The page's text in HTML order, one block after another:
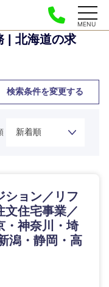
MENU
| 北海道の求
検索条件を変更する
企画・事業企
開発
森県
30代
ション／リフ
文住宅事業／
・神奈川・埼
潟・静岡・高